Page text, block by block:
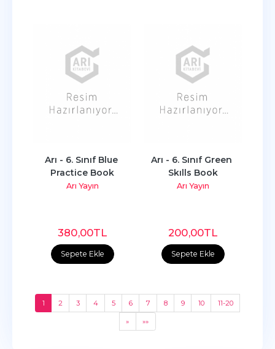
Sepete Ekle
Arı - 6. Sınıf Blue
Practice Book
Arı Yayın
380,00TL
Sepete Ekle
Arı - 6. Sınıf Green
Skılls Book
Arı Yayın
200,00TL
1 2 3 4 5 6 7 8 9 10 11-20
» »»